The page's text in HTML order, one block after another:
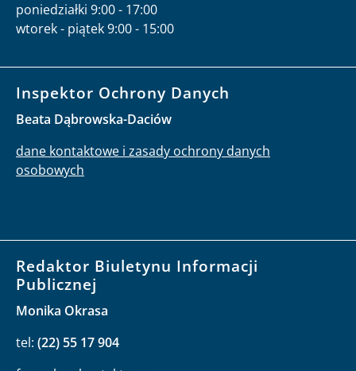
poniedziałki 9:00 - 17:00
wtorek - piątek 9:00 - 15:00
Inspektor Ochrony Danych
Beata Dąbrowska-Daciów
dane kontaktowe i zasady ochrony danych
osobowych
Redaktor Biuletynu Informacji
Publicznej
Monika Okrasa
tel: (22) 55 17 904